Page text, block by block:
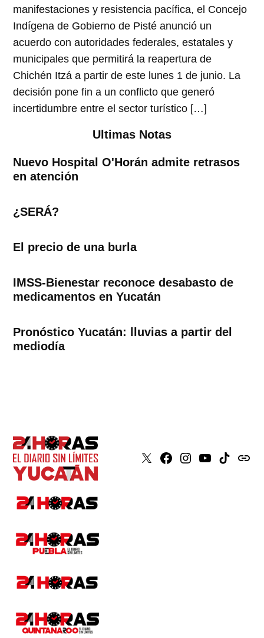
manifestaciones y resistencia pacífica, el Concejo
Indígena de Gobierno de Pisté anunció un
acuerdo con autoridades federales, estatales y
municipales que permitirá la reapertura de
Chichén Itzá a partir de este lunes 1 de junio. La
decisión pone fin a un conflicto que generó
incertidumbre entre el sector turístico […]
Ultimas Notas
Nuevo Hospital O'Horán admite retrasos
en atención
¿SERÁ?
El precio de una burla
IMSS-Bienestar reconoce desabasto de
medicamentos en Yucatán
Pronóstico Yucatán: lluvias a partir del
mediodía
X Faceboook
Instagram
YoutubeTiktokissuu